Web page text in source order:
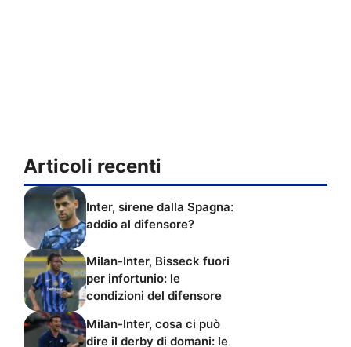
Articoli recenti
Inter, sirene dalla Spagna:
addio al difensore?
Milan-Inter, Bisseck fuori
per infortunio: le
condizioni del difensore
Milan-Inter, cosa ci può
dire il derby di domani: le